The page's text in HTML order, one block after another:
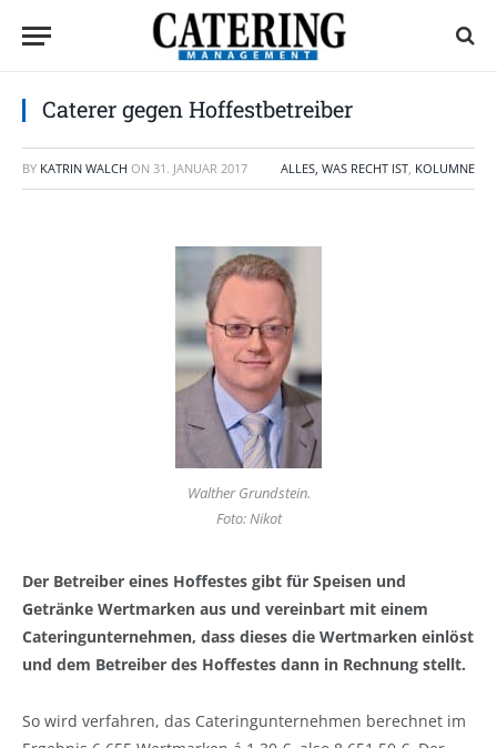
Caterer gegen Hoffestbetreiber
BY KATRIN WALCH ON 31. JANUAR 2017 ALLES, WAS RECHT IST, KOLUMNE
Walther Grundstein.
Foto: Nikot
Der Betreiber eines Hoffestes gibt für Speisen und
Getränke Wertmarken aus und vereinbart mit einem
Cateringunternehmen, dass dieses die Wertmarken einlöst
und dem Betreiber des Hoffestes dann in Rechnung stellt.
So wird verfahren, das Cateringunternehmen berechnet im